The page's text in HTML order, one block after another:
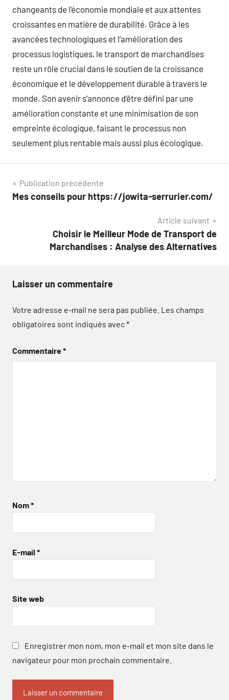
changeants de l’économie mondiale et aux attentes
croissantes en matière de durabilité. Grâce à les
avancées technologiques et l’amélioration des
processus logistiques, le transport de marchandises
reste un rôle crucial dans le soutien de la croissance
économique et le développement durable à travers le
monde. Son avenir s’annonce d’être défini par une
amélioration constante et une minimisation de son
empreinte écologique, faisant le processus non
seulement plus rentable mais aussi plus écologique.
Navigation
de
Publication précédente
Mes conseils pour https://jowita-serrurier.com/
Article suivant
Choisir le Meilleur Mode de Transport de
Marchandises : Analyse des Alternatives
Laisser un commentaire
Votre adresse e-mail ne sera pas publiée. Les champs
obligatoires sont indiqués avec*
Commentaire*
Nom*
E-mail *
Site web
Enregistrer mon nom, mon e-mail et mon site dans le
navigateur pour mon prochain commentaire.